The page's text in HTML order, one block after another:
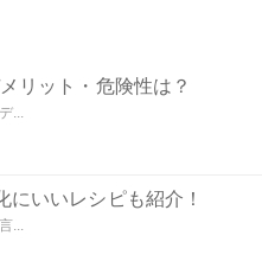
リット・危険性は？
...
いいレシピも紹介！
...